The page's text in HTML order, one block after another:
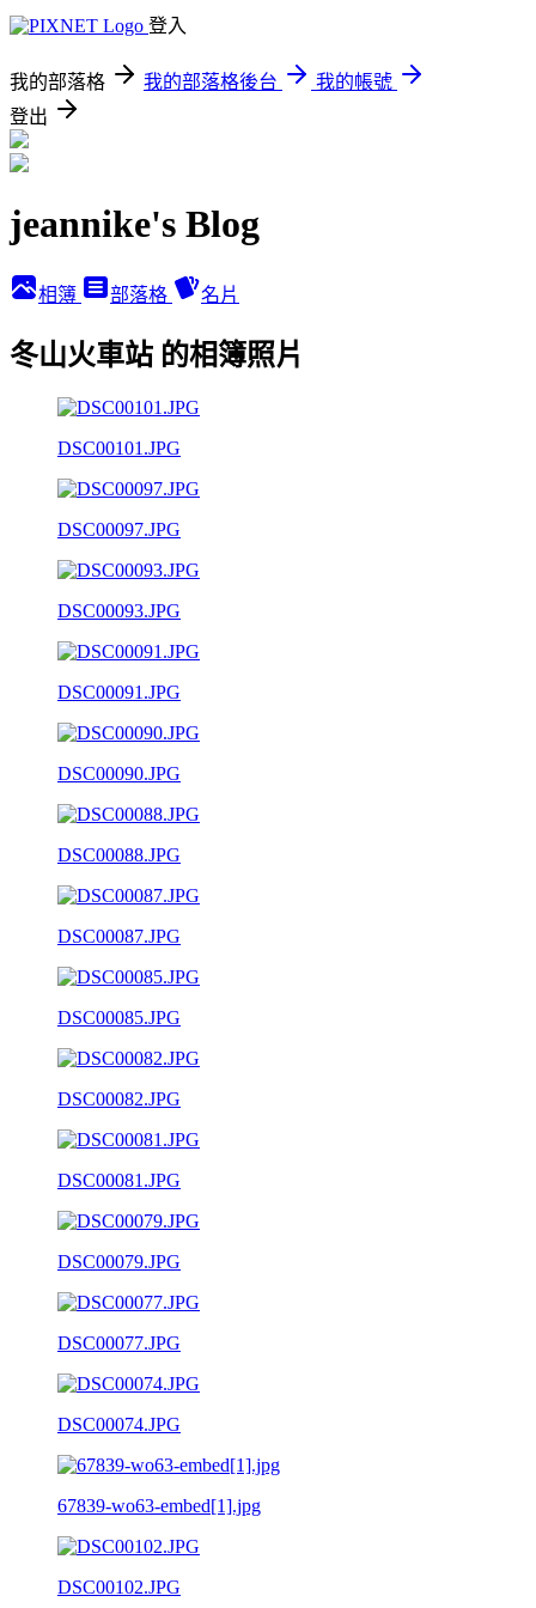
登入
我的部落格 我的部落格後台
我的帳號
登出
jeannike's Blog
相簿 部落格 名片
冬山火車站 的相簿照片
DSC00101.JPG
DSC00097.JPG
DSC00093.JPG
DSC00091.JPG
DSC00090.JPG
DSC00088.JPG
DSC00087.JPG
DSC00085.JPG
DSC00082.JPG
DSC00081.JPG
DSC00079.JPG
DSC00077.JPG
DSC00074.JPG
67839-wo63-embed[1].jpg
DSC00102.JPG